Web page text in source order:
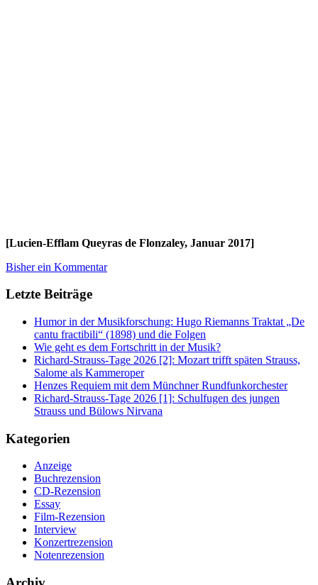
[Lucien-Efflam Queyras de Flonzaley, Januar 2017]
Bisher ein Kommentar
Letzte Beiträge
Humor in der Musikforschung: Hugo Riemanns Traktat „De
cantu fractibili“ (1898) und die Folgen
Wie geht es dem Fortschritt in der Musik?
Richard-Strauss-Tage 2026 [2]: Mozart trifft späten Strauss,
Salome als Kammeroper
Henzes Requiem mit dem Münchner Rundfunkorchester
Richard-Strauss-Tage 2026 [1]: Schulfugen des jungen
Strauss und Bülows Nirvana
Kategorien
Anzeige
Buchrezension
CD-Rezension
Essay
Film-Rezension
Interview
Konzertrezension
Notenrezension